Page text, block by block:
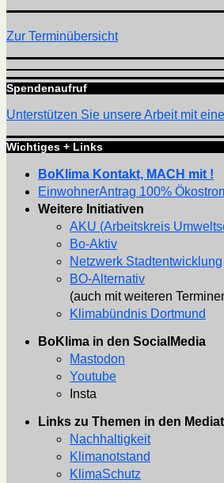
Zur Terminübersicht
Spendenaufruf
Unterstützen Sie unsere Arbeit mit
Wichtiges + Links
BoKlima Kontakt, MACH mit !
EinwohnerAntrag 100%
Weitere Initiativen
AKU (Arbeitskreis
Bo-Aktiv
Netzwerk Stadtentwicklung
BO-Alternativ
(auch mit weiteren
Klimabündnis Dortmund
BoKlima in den SocialMedia
Mastodon
Youtube
Insta
Links zu Themen in den
Nachhaltigkeit
Klimanotstand
KlimaSchutz